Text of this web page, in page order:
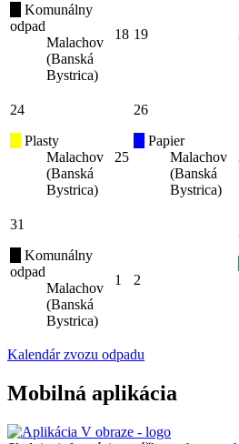
Komunálny
odpad
Malachov
(Banská
Bystrica)
18 19
24
Plasty
Malachov
(Banská
Bystrica)
25
26
Papier
Malachov
(Banská
Bystrica)
31
Komunálny
odpad
Malachov
(Banská
Bystrica)
1 2
Kalendár zvozu odpadu
Mobilná aplikácia